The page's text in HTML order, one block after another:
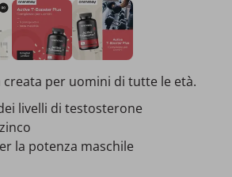
per uomini di tutte le età.
livelli di testosterone
la potenza maschile